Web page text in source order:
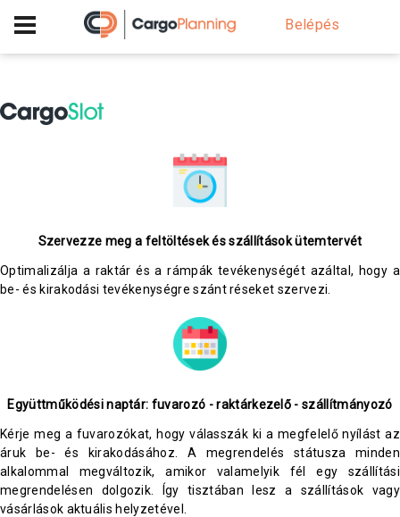
+40 756 628 230 Belépés
Szervezze meg a feltöltések és szállítások ütemtervét
Optimalizálja a raktár és a rámpák tevékenységét azáltal, hogy a
be- és kirakodási tevékenységre szánt réseket szervezi.
Együttműködési naptár: fuvarozó - raktárkezelő - szállítmányozó
Kérje meg a fuvarozókat, hogy válasszák ki a megfelelő nyílást az
áruk be- és kirakodásához. A megrendelés státusza minden
alkalommal megváltozik, amikor valamelyik fél egy szállítási
megrendelésen dolgozik. Így tisztában lesz a szállítások vagy
vásárlások aktuális helyzetével.